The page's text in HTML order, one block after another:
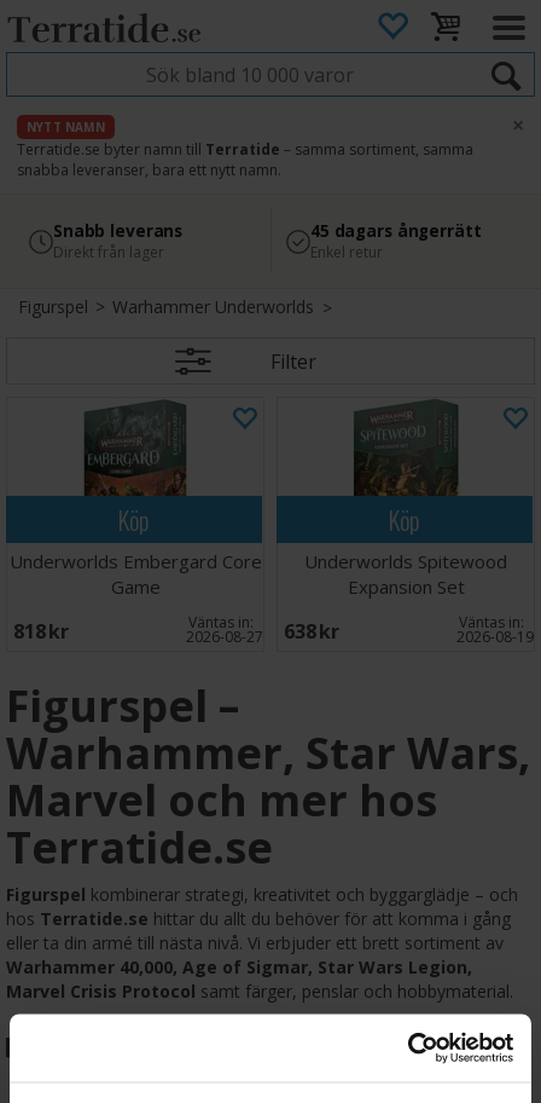
NYTT NAMN
Terratide.se byter namn till Terratide – samma sortiment, samma
snabba leveranser, bara ett nytt namn.
×
4.8
Läs omdömen på Google
Säker betalning
med Svea
Snabb leverans
Direkt från lager
45 dagars ångerrätt
Enkel retur
Figurspel>Warhammer Underworlds
Filter
Köp
Underworlds Embergard Core
Game
818 SEK Väntas in:
2026-08-27
Köp
Underworlds Spitewood
Expansion Set
638 SEK Väntas in:
2026-08-19
Figurspel –
Warhammer, Star Wars,
Marvel och mer hos
Terratide.se
Figurspel kombinerar strategi, kreativitet och byggarglädje – och
hos Terratide.se hittar du allt du behöver för att komma i gång
eller ta din armé till nästa nivå. Vi erbjuder ett brett sortiment av
Warhammer 40,000, Age of Sigmar, Star Wars Legion,
Marvel Crisis Protocol samt färger, penslar och hobbymaterial.
🎲 Populära figurspel hos oss: